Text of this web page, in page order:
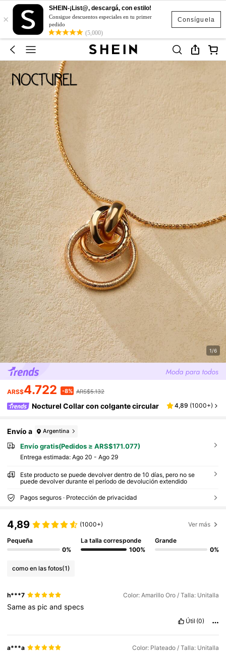
Consíguela
×
SHEIN-¡List@, descargá, con estilo!
Consigue descuentos especiales en tu primer
pedido
(5,000)
1/6
ARS$4.722 -8% ARS$5.132
Nocturel Collar con colgante circular 4,89 (1000+)
Envío a Argentina
Envío gratis(Pedidos ≥ ARS$171.077)
Entrega estimada: Ago 20 - Ago 29
Este producto se puede devolver dentro de 10 días, pero no se
puede devolver durante el período de devolución extendido
Pagos seguros · Protección de privacidad
4,89 (1000+) Ver más
Pequeña
0%
La talla corresponde
100%
Grande
0%
como en las fotos(1)
h***7 Color: Amarillo Oro / Talla: Unitalla
Sameas picandspecs
Útil (0)
a***a Color: Plateado / Talla: Unitalla